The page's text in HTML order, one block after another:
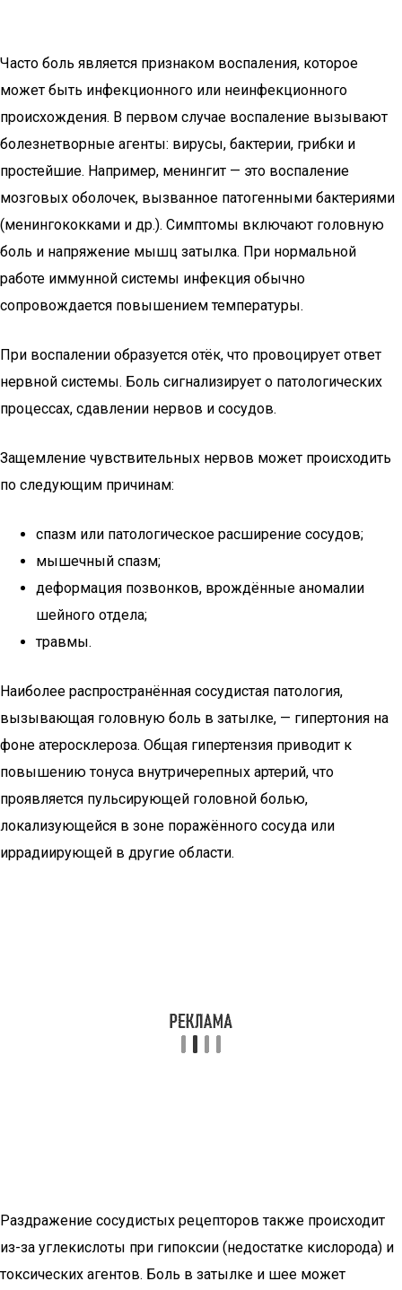
Часто боль является признаком воспаления, которое
может быть инфекционного или неинфекционного
происхождения. В первом случае воспаление вызывают
болезнетворные агенты: вирусы, бактерии, грибки и
простейшие. Например, менингит — это воспаление
мозговых оболочек, вызванное патогенными бактериями
(менингококками и др.). Симптомы включают головную
боль и напряжение мышц затылка. При нормальной
работе иммунной системы инфекция обычно
сопровождается повышением температуры.
При воспалении образуется отёк, что провоцирует ответ
нервной системы. Боль сигнализирует о патологических
процессах, сдавлении нервов и сосудов.
Защемление чувствительных нервов может происходить
по следующим причинам:
спазм или патологическое расширение сосудов;
мышечный спазм;
деформация позвонков, врождённые аномалии
шейного отдела;
травмы.
Наиболее распространённая сосудистая патология,
вызывающая головную боль в затылке, — гипертония на
фоне атеросклероза. Общая гипертензия приводит к
повышению тонуса внутричерепных артерий, что
проявляется пульсирующей головной болью,
локализующейся в зоне поражённого сосуда или
иррадиирующей в другие области.
Раздражение сосудистых рецепторов также происходит
из-за углекислоты при гипоксии (недостатке кислорода) и
токсических агентов. Боль в затылке и шее может